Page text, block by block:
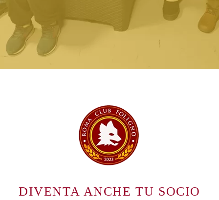
DIVENTA ANCHE TU SOCIO